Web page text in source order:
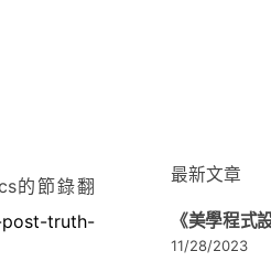
的節錄翻
truth-
最新文章
《美學程式
11/28/2023